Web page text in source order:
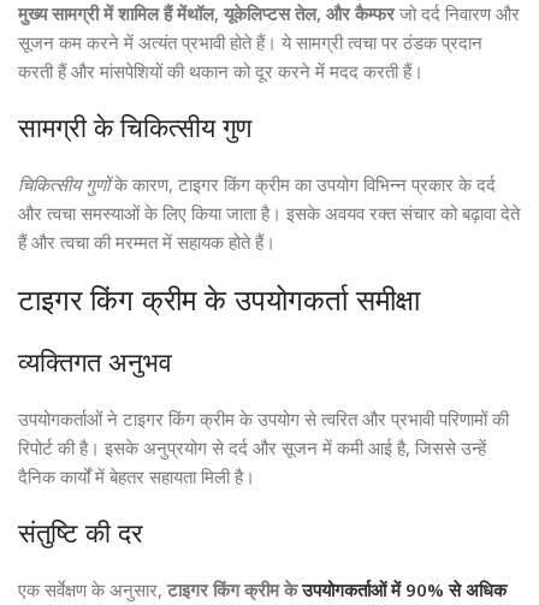
मुख्य सामग्री में शामिल हैं मेंथॉल, यूकेलिप्टस तेल, और कैम्फरजो दर्द निवारण और
सूजन कम करने में अत्यंत प्रभावी होते हैं। ये सामग्री त्वचा पर ठंडक प्रदान
करती हैं और मांसपेशियों की थकान को दूर करने में मदद करती हैं।
सामग्री के चिकित्सीय गुण
चिकित्सीय गुणोंके कारण, टाइगर किंग क्रीम का उपयोग विभिन्न प्रकार के दर्द
और त्वचा समस्याओं के लिए किया जाता है। इसके अवयव रक्त संचार को बढ़ावा देते
हैं और त्वचा की मरम्मत में सहायक होते हैं।
टाइगर किंग क्रीम के उपयोगकर्ता समीक्षा
व्यक्तिगत अनुभव
उपयोगकर्ताओं ने टाइगर किंग क्रीम के उपयोग से त्वरित और प्रभावी परिणामों की
रिपोर्ट की है। इसके अनुप्रयोग से दर्द और सूजन में कमी आई है, जिससे उन्हें
दैनिक कार्यों में बेहतर सहायता मिली है।
संतुष्टि की दर
एक सर्वेक्षण के अनुसार, टाइगर किंग क्रीम केउपयोगकर्ताओं में 90% से अधिक